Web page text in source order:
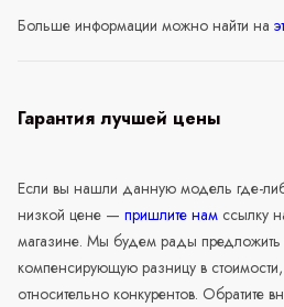
Больше информации можно найти на
Гарантия лучшей цены
Если вы нашли данную модель где-
низкой цене — пришлите нам ссылку
магазине. Мы будем рады предложить
компенсирующую разницу в
относительно конкурентов. Обратите